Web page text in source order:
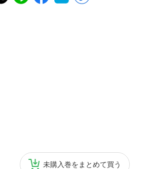
未購入巻をまとめて買う